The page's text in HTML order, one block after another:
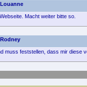
Louanne
Macht weiter bitte so.
Rodney
muss feststellen, dass mir diese